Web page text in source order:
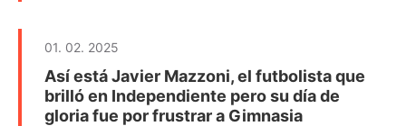
01. 02. 2025
Así está Javier Mazzoni, el futbolista que
brilló en Independiente pero su día de
gloria fue por frustrar a Gimnasia